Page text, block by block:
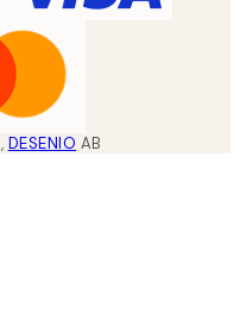
, DESENIO AB